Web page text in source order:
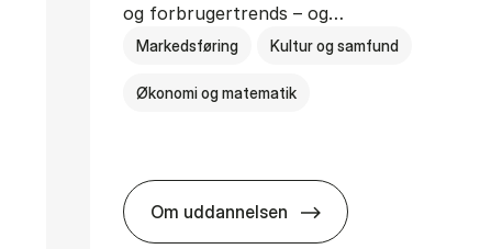
og forbrugertrends – og…
Markedsføring Kultur og samfund
Økonomi og matematik
Om uddannelsen
HA i mar­keds- og kul­tu­r­a­na­ly­se